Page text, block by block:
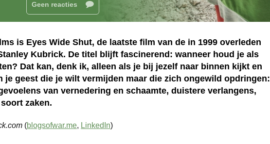
Geen reacties
is Eyes Wide Shut, de laatste film van de in 1999 overleden
Kubrick. De titel blijft fascinerend: wanneer houd je als
Dat kan, denk ik, alleen als je bij jezelf naar binnen kijkt en
je geest die je wilt vermijden maar die zich ongewild opdringen:
van vernedering en schaamte, duistere verlangens,
zaken.
(blogsofwar.me, LinkedIn)